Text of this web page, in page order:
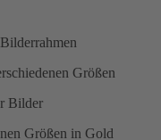
Bilderrahmen